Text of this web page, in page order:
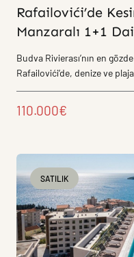
Rafailovići’de
Manzaralı 1+1
Budva Rivierası’nın en
Rafailovići’de, denize ve
110.000€
SATILIK